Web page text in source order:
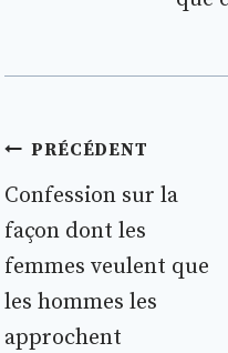
Navigation
de
l’article
PRÉCÉDENT
Confession sur la
façon dont les
femmes veulent que
les hommes les
approchent